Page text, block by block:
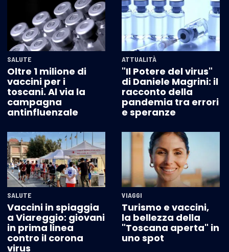
SALUTE
Oltre 1 milione di
vaccini per i
toscani. Al via la
campagna
antinfluenzale
ATTUALITÀ
"Il Potere del virus"
di Daniele Magrini: il
racconto della
pandemia tra errori
e speranze
SALUTE
Vaccini in spiaggia
a Viareggio: giovani
in prima linea
contro il corona
virus
VIAGGI
Turismo e vaccini,
la bellezza della
"Toscana aperta" in
uno spot